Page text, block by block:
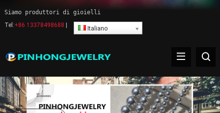
Siamo produttori di gioielli
Tel:+86 13378498688 Italiano